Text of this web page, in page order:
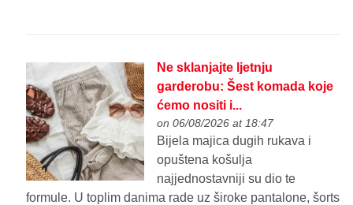
Ne sklanjajte ljetnju
garderobu: Šest komada koje
ćemo nositi i...
on 06/08/2026 at 18:47
Bijela majica dugih rukava i
opuštena košulja
najjednostavniji su dio te
formule. U toplim danima rade uz široke pantalone, šorts